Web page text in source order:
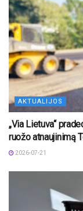
AKTUALIJOS
„Via Lietuva“
ruožo atnaujinimą
2026-07-21